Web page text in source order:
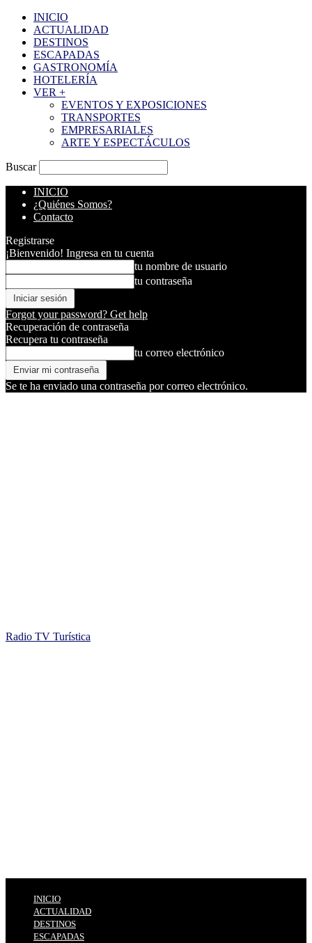
INICIO
ACTUALIDAD
DESTINOS
ESCAPADAS
GASTRONOMÍA
HOTELERÍA
VER +
EVENTOS Y EXPOSICIONES
TRANSPORTES
EMPRESARIALES
ARTE Y ESPECTÁCULOS
Buscar
INICIO
¿Quiénes Somos?
Contacto
Registrarse
¡Bienvenido! Ingresa en tu cuenta
tu nombre de usuario
tu contraseña
Forgot your password? Get help
Recuperación de contraseña
Recupera tu contraseña
tu correo electrónico
Se te ha enviado una contraseña por correo electrónico.
Radio TV Turística
INICIO
ACTUALIDAD
DESTINOS
ESCAPADAS